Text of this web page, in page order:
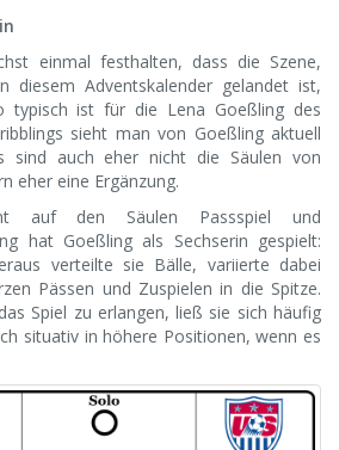
einmal festhalten, dass die Szene,
diesem Adventskalender gelandet ist,
typisch ist für die Lena Goeßling des
sieht man von Goeßling aktuell
sind auch eher nicht die Säulen von
eher eine Ergänzung.
auf den Säulen Passspiel und
hat Goeßling als Sechserin gespielt:
verteilte sie Bälle, variierte dabei
Pässen und Zuspielen in die Spitze.
Spiel zu erlangen, ließ sie sich häufig
situativ in höhere Positionen, wenn es